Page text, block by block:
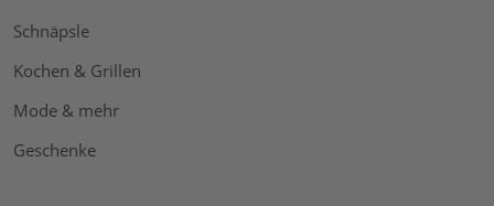
Schnäpsle
Kochen & Grillen
Mode & mehr
Geschenke